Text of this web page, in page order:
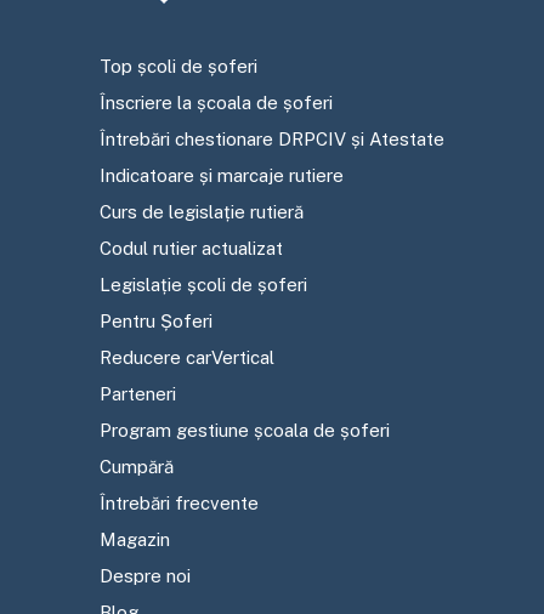
Top școli de șoferi
Înscriere la școala de șoferi
Întrebări chestionare DRPCIV și Atestate
Indicatoare și marcaje rutiere
Curs de legislație rutieră
Codul rutier actualizat
Legislație școli de șoferi
Pentru Șoferi
Reducere carVertical
Parteneri
Program gestiune școala de șoferi
Cumpără
Întrebări frecvente
Magazin
Despre noi